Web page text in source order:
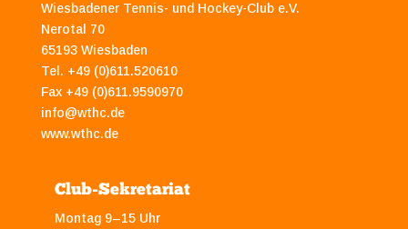
Wiesbadener Tennis- und Hockey-Club e.V.
Nerotal 70
65193 Wiesbaden
Tel. +49 (0)611.520610
Fax +49 (0)611.9590970
info@wthc.de
www.wthc.de
Club-Sekretariat
Montag 9–15 Uhr